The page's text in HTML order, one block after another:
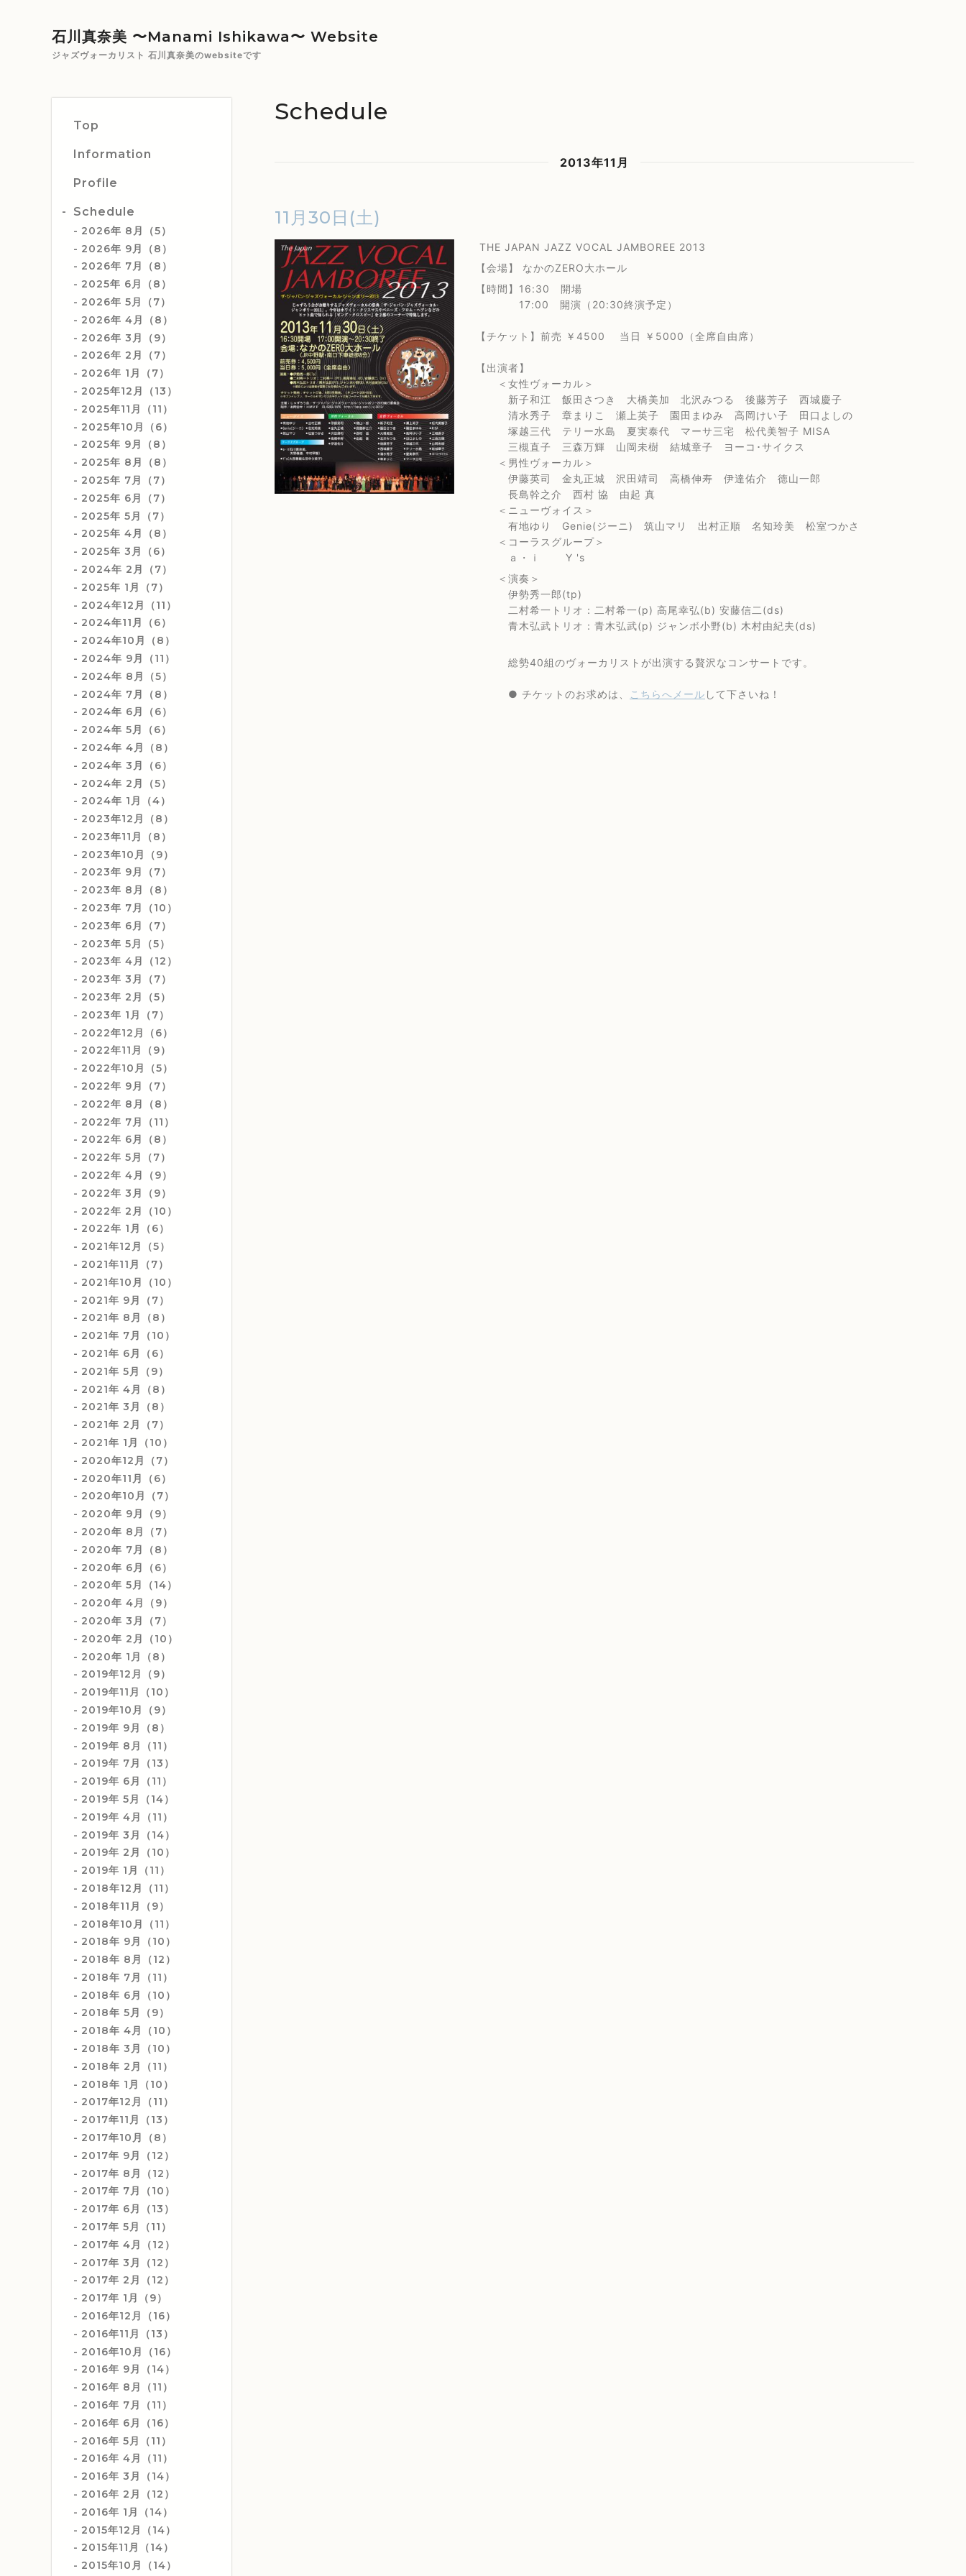
石川真奈美 〜Manami Ishikawa〜 Website
ジャズヴォーカリスト 石川真奈美のwebsiteです
Top
Information
Profile
Schedule
2026年 8月（5）
2026年 9月（8）
2026年 7月（8）
2025年 6月（8）
2026年 5月（7）
2026年 4月（8）
2026年 3月（9）
2026年 2月（7）
2026年 1月（7）
2025年12月（13）
2025年11月（11）
2025年10月（6）
2025年 9月（8）
2025年 8月（8）
2025年 7月（7）
2025年 6月（7）
2025年 5月（7）
2025年 4月（8）
2025年 3月（6）
2024年 2月（7）
2025年 1月（7）
2024年12月（11）
2024年11月（6）
2024年10月（8）
2024年 9月（11）
2024年 8月（5）
2024年 7月（8）
2024年 6月（6）
2024年 5月（6）
2024年 4月（8）
2024年 3月（6）
2024年 2月（5）
2024年 1月（4）
2023年12月（8）
2023年11月（8）
2023年10月（9）
2023年 9月（7）
2023年 8月（8）
2023年 7月（10）
2023年 6月（7）
2023年 5月（5）
2023年 4月（12）
2023年 3月（7）
2023年 2月（5）
2023年 1月（7）
2022年12月（6）
2022年11月（9）
2022年10月（5）
2022年 9月（7）
2022年 8月（8）
2022年 7月（11）
2022年 6月（8）
2022年 5月（7）
2022年 4月（9）
2022年 3月（9）
2022年 2月（10）
2022年 1月（6）
2021年12月（5）
2021年11月（7）
2021年10月（10）
2021年 9月（7）
2021年 8月（8）
2021年 7月（10）
2021年 6月（6）
2021年 5月（9）
2021年 4月（8）
2021年 3月（8）
2021年 2月（7）
2021年 1月（10）
2020年12月（7）
2020年11月（6）
2020年10月（7）
2020年 9月（9）
2020年 8月（7）
2020年 7月（8）
2020年 6月（6）
2020年 5月（14）
2020年 4月（9）
2020年 3月（7）
2020年 2月（10）
2020年 1月（8）
2019年12月（9）
2019年11月（10）
2019年10月（9）
2019年 9月（8）
2019年 8月（11）
2019年 7月（13）
2019年 6月（11）
2019年 5月（14）
2019年 4月（11）
2019年 3月（14）
2019年 2月（10）
2019年 1月（11）
2018年12月（11）
2018年11月（9）
2018年10月（11）
2018年 9月（10）
2018年 8月（12）
2018年 7月（11）
2018年 6月（10）
2018年 5月（9）
2018年 4月（10）
2018年 3月（10）
2018年 2月（11）
2018年 1月（10）
2017年12月（11）
2017年11月（13）
2017年10月（8）
2017年 9月（12）
2017年 8月（12）
2017年 7月（10）
2017年 6月（13）
2017年 5月（11）
2017年 4月（12）
2017年 3月（12）
2017年 2月（12）
2017年 1月（9）
2016年12月（16）
2016年11月（13）
2016年10月（16）
2016年 9月（14）
2016年 8月（11）
2016年 7月（11）
2016年 6月（16）
2016年 5月（11）
2016年 4月（11）
2016年 3月（14）
2016年 2月（12）
2016年 1月（14）
2015年12月（14）
2015年11月（14）
2015年10月（14）
Schedule
2013年11月
11月30日(土)
THE JAPAN JAZZ VOCAL JAMBOREE 2013
【会場】 なかのZERO大ホール
【時間】16:30 開場
17:00 開演（20:30終演予定）
【チケット】前売 ￥4500 当日 ￥5000（全席自由席）
【出演者】
＜女性ヴォーカル＞
新子和江 飯田さつき 大橋美加 北沢みつる 後藤芳子 西城慶子
清水秀子 章まりこ 瀬上英子 園田まゆみ 高岡けい子 田口よしの
塚越三代 テリー水島 夏実泰代 マーサ三宅 松代美智子 MISA
三槻直子 三森万輝 山岡未樹 結城章子 ヨーコ･サイクス
＜男性ヴォーカル＞
伊藤英司 金丸正城 沢田靖司 高橋伸寿 伊達佑介 徳山一郎
長島幹之介 西村 協 由起 真
＜ニューヴォイス＞
有地ゆり Genie(ジーニ) 筑山マリ 出村正順 名知玲美 松室つかさ
＜コーラスグループ＞
ａ・ｉ Y 's
＜演奏＞
伊勢秀一郎(tp)
二村希一トリオ：二村希一(p) 高尾幸弘(b) 安藤信二(ds)
青木弘武トリオ：青木弘武(p) ジャンボ小野(b) 木村由紀夫(ds)
総勢40組のヴォーカリストが出演する贅沢なコンサートです。
● チケットのお求めは、 こちらへメール して下さいね！